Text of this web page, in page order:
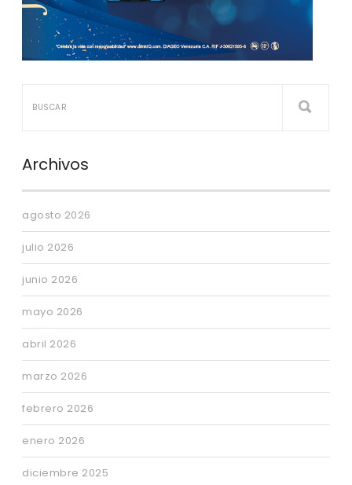
Archivos
agosto 2026
julio 2026
junio 2026
mayo 2026
abril 2026
marzo 2026
febrero 2026
enero 2026
diciembre 2025